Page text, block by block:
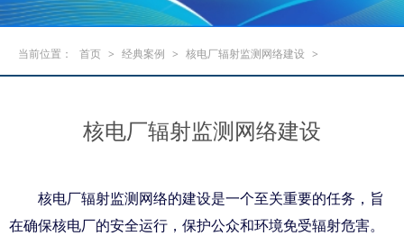
当前位置： 首页 > 经典案例 > 核电厂辐射监测网络建设 >
核电厂辐射监测网络建设
核电厂辐射监测网络的建设是一个至关重要的任务，旨
在确保核电厂的安全运行，保护公众和环境免受辐射危害。